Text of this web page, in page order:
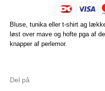
Bluse, tunika eller t-shirt ag
løst over mave og hofte pga af
knapper af perlemor.
Del på